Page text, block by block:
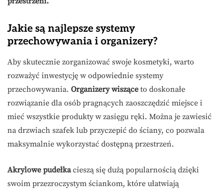
Jakie są najlepsze systemy
przechowywania i organizery?
Aby skutecznie zorganizować swoje kosmetyki, warto
rozważyć inwestycję w odpowiednie systemy
przechowywania. Organizery wiszące to doskonałe
rozwiązanie dla osób pragnących zaoszczędzić miejsce i
mieć wszystkie produkty w zasięgu ręki. Można je zawiesić
na drzwiach szafek lub przyczepić do ściany, co pozwala
maksymalnie wykorzystać dostępną przestrzeń.
Akrylowe pudełkacieszą się dużą popularnością dzięki
swoim przezroczystym ściankom, które ułatwiają